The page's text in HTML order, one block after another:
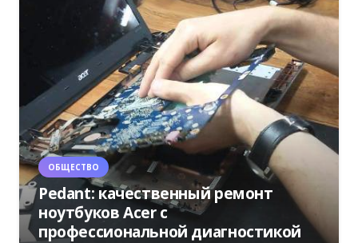
ОБЩЕСТВО
Pedant: качественный ремонт
ноутбуков Acer с
профессиональной диагностикой